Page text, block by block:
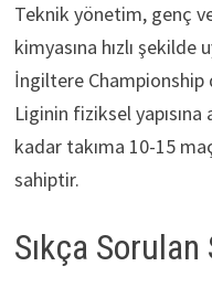
Teknik yönetim, genç
kimyasına hızlı şekilde
İngiltere Championship
Liginin fiziksel yapısına
kadar takıma 10-15
sahiptir.
Sıkça